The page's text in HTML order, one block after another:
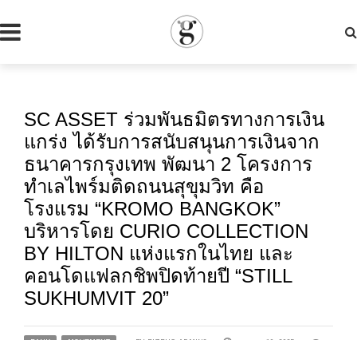
SC ASSET ร่วมพันธมิตรทางการเงิน
แกร่ง ได้รับการสนับสนุนการเงินจาก
ธนาคารกรุงเทพ พัฒนา 2 โครงการ
ทำเลไพร์มติดถนนสุขุมวิท คือ
โรงแรม “KROMO BANGKOK”
บริหารโดย CURIO COLLECTION
BY HILTON แห่งแรกในไทย และ
คอนโดแฟลกชิพปิดท้ายปี “STILL
SUKHUMVIT 20”